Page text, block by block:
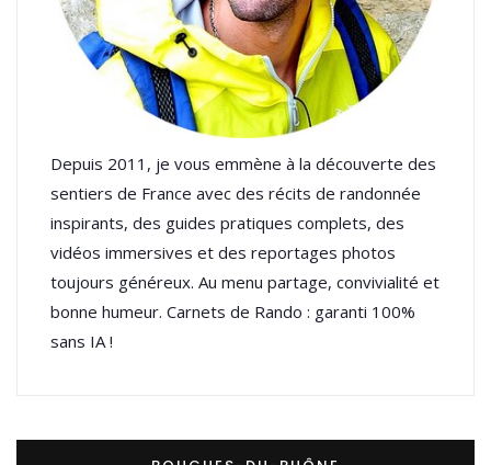
Depuis 2011, je vous emmène à la découverte des
sentiers de France avec des récits de randonnée
inspirants, des guides pratiques complets, des
vidéos immersives et des reportages photos
toujours généreux. Au menu partage, convivialité et
bonne humeur. Carnets de Rando : garanti 100%
sans IA !